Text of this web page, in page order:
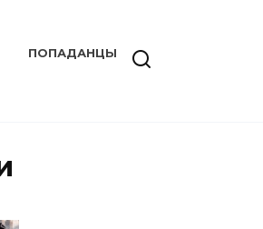
ПОПАДАНЦЫ